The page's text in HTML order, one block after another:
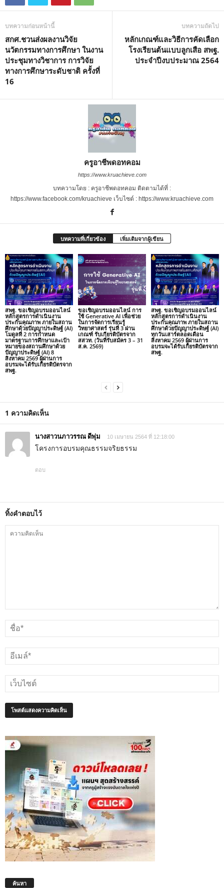
บทความก่อนหน้านี้
สกศ.ชวนส่งผลงานวิจัย
นวัตกรรมทางการศึกษา ในงาน
ประชุมทางวิชาการ การวิจัย
ทางการศึกษาระดับชาติ ครั้งที่
16
บทความถัดไป
หลักเกณฑ์และวิธีการคัดเลือก
โรงเรียนต้นแบบลูกเสือ สพฐ.
ประจำปีงบประมาณ 2564
ครูอาชีพดอทคอม
https://www.kruachieve.com
บทความโดย : ครูอาชีพดอทคอม ติดตามได้ที่ :
https://www.facebook.com/kruachieve เว็บไซต์ : https://www.kruachieve.com
บทความที่เกี่ยวข้อง เพิ่มเติมจากผู้เขียน
สพฐ. ขอเชิญอบรมออนไลน์
หลักสูตรการดำเนินงาน
ประกันคุณภาพ ภายในสถาน
ศึกษาด้วยปัญญาประดิษฐ์ (AI)
โมดูลที่ 2 การกำหนด
มาตรฐานการศึกษาและเป้า
หมายของสถานศึกษาด้วย
ปัญญาประดิษฐ์ (AI) 8
สิงหาคม 2569 ผู้ผ่านการ
อบรมจะได้รับเกียรติบัตรจาก
สพฐ.
ขอเชิญอบรมออนไลน์ การ
ใช้ Generative AI เพื่อช่วย
ในการจัดการเรียนรู้
วิทยาศาสตร์ รุ่นที่ 3 ผ่าน
เกณฑ์ รับเกียรติบัตรจาก
สสวท. (วันที่รับสมัคร 3 – 31
ส.ค. 2569)
สพฐ. ขอเชิญอบรมออนไลน์
หลักสูตรการดำเนินงาน
ประกันคุณภาพ ภายในสถาน
ศึกษาด้วยปัญญาประดิษฐ์ (AI)
ทุกวันเสาร์ตลอดเดือน
สิงหาคม 2569 ผู้ผ่านการ
อบรมจะได้รับเกียรติบัตรจาก
สพฐ.
1 ความคิดเห็น
นางสาวนภาวรรณ ดีพุ่ม 10 เมษายน 2564 ที่ 12:18:00
โครงการอบรมคุณธรรมจริยธรรม
ตอบ
ทิ้งคำตอบไว้
ค้นหา